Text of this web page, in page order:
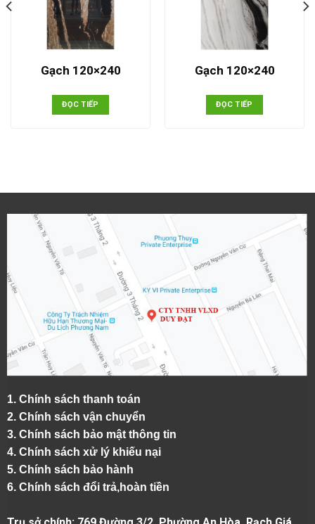
Gạch 120×240
ĐỌC TIẾP
Gạch 120×240
ĐỌC TIẾP
1. Chính sách thanh toán
2. Chính sách vận chuyển
3. Chính sách bảo mật thông tin
4. Chính sách xử lý khiếu nại
5. Chính sách bảo hành
6. Chính sách đổi trả,hoàn tiền